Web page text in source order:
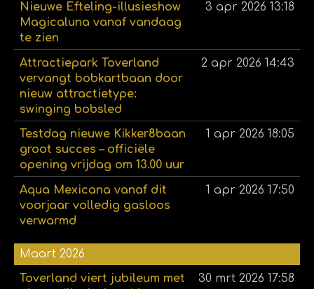
Nieuwe Efteling-illusieshow
Magicaluna vanaf vandaag
te zien
3 apr 2026 13:18
Attractiepark Toverland
vervangt bobkartbaan door
nieuw attractietype:
swinging bobsled
2 apr 2026 14:43
Testdag nieuwe Kikker8baan
groot succes – officiële
opening vrijdag om 13.00 uur
1 apr 2026 18:05
Aqua Mexicana vanaf dit
voorjaar volledig gasloos
verwarmd
1 apr 2026 17:50
Maart 2026
Toverland viert jubileum met
30 mrt 2026 17:58